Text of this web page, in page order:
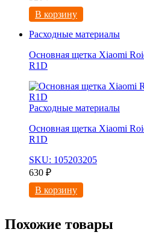
В корзину
Расходные материалы
Основная щетка Xiaomi
R1D
Расходные материалы
Основная щетка Xiaomi
R1D
SKU: 105203205
630 ₽
В корзину
Похожие товары